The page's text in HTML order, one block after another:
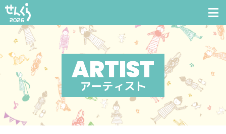
アーティスト